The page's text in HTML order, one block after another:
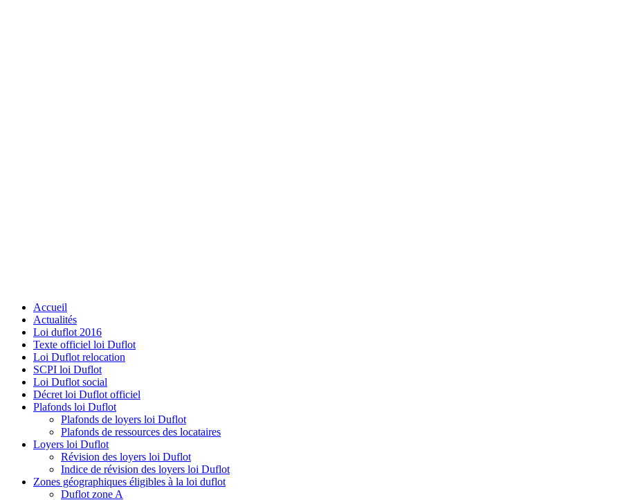
Accueil
Actualités
Loi duflot 2016
Texte officiel loi Duflot
Loi Duflot relocation
SCPI loi Duflot
Loi Duflot social
Décret loi Duflot officiel
Plafonds loi Duflot
Plafonds de loyers loi Duflot
Plafonds de ressources des locataires
Loyers loi Duflot
Révision des loyers loi Duflot
Indice de révision des loyers loi Duflot
Zones géographiques éligibles à la loi duflot
Duflot zone A